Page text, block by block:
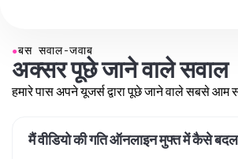
●बस सवाल-जवाब
अक्सर पूछे जाने वाले सवाल
हमारे पास अपने यूजर्स द्वारा पूछे जाने वाले सबसे आम
मैं वीडियो की गति ऑनलाइन मुफ्त में कैसे